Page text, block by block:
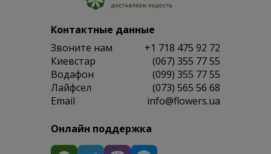
Контактные данные
Звоните нам
+1 718 475 92 72
Киевстар
(067) 355 77 55
Водафон
(099) 355 77 55
Лайфсел
(073) 565 56 68
Email
info@flowers.ua
Онлайн поддержка